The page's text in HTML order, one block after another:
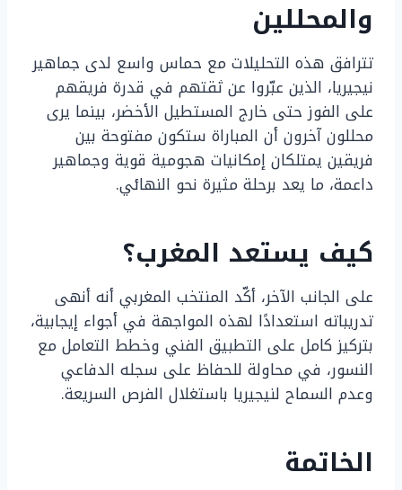
والمحللين
تترافق هذه التحليلات مع حماس واسع لدى جماهير
نيجيريا، الذين عبّروا عن ثقتهم في قدرة فريقهم
على الفوز حتى خارج المستطيل الأخضر، بينما يرى
محللون آخرون أن المباراة ستكون مفتوحة بين
فريقين يمتلكان إمكانيات هجومية قوية وجماهير
داعمة، ما يعد برحلة مثيرة نحو النهائي.
كيف يستعد المغرب؟
على الجانب الآخر، أكّد المنتخب المغربي أنه أنهى
تدريباته استعدادًا لهذه المواجهة في أجواء إيجابية،
بتركيز كامل على التطبيق الفني وخطط التعامل مع
النسور، في محاولة للحفاظ على سجله الدفاعي
وعدم السماح لنيجيريا باستغلال الفرص السريعة.
الخاتمة